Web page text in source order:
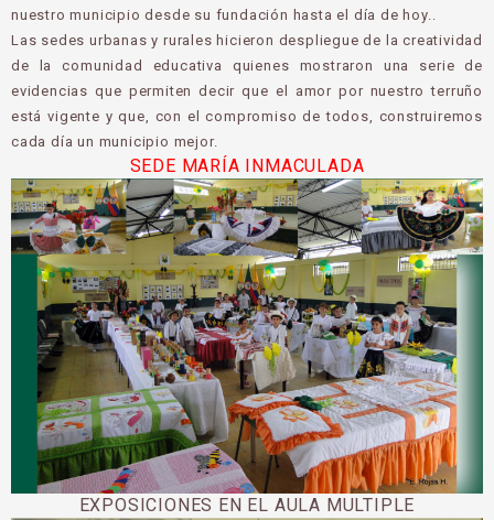
nuestro municipio desde su fundación hasta el día de hoy..
Las sedes urbanas y rurales hicieron despliegue de la creatividad
de la comunidad educativa quienes mostraron una serie de
evidencias que permiten decir que el amor por nuestro terruño
está vigente y que, con el compromiso de todos, construiremos
cada día un municipio mejor.
SEDE MARÍA INMACULADA
EXPOSICIONES EN EL AULA MULTIPLE